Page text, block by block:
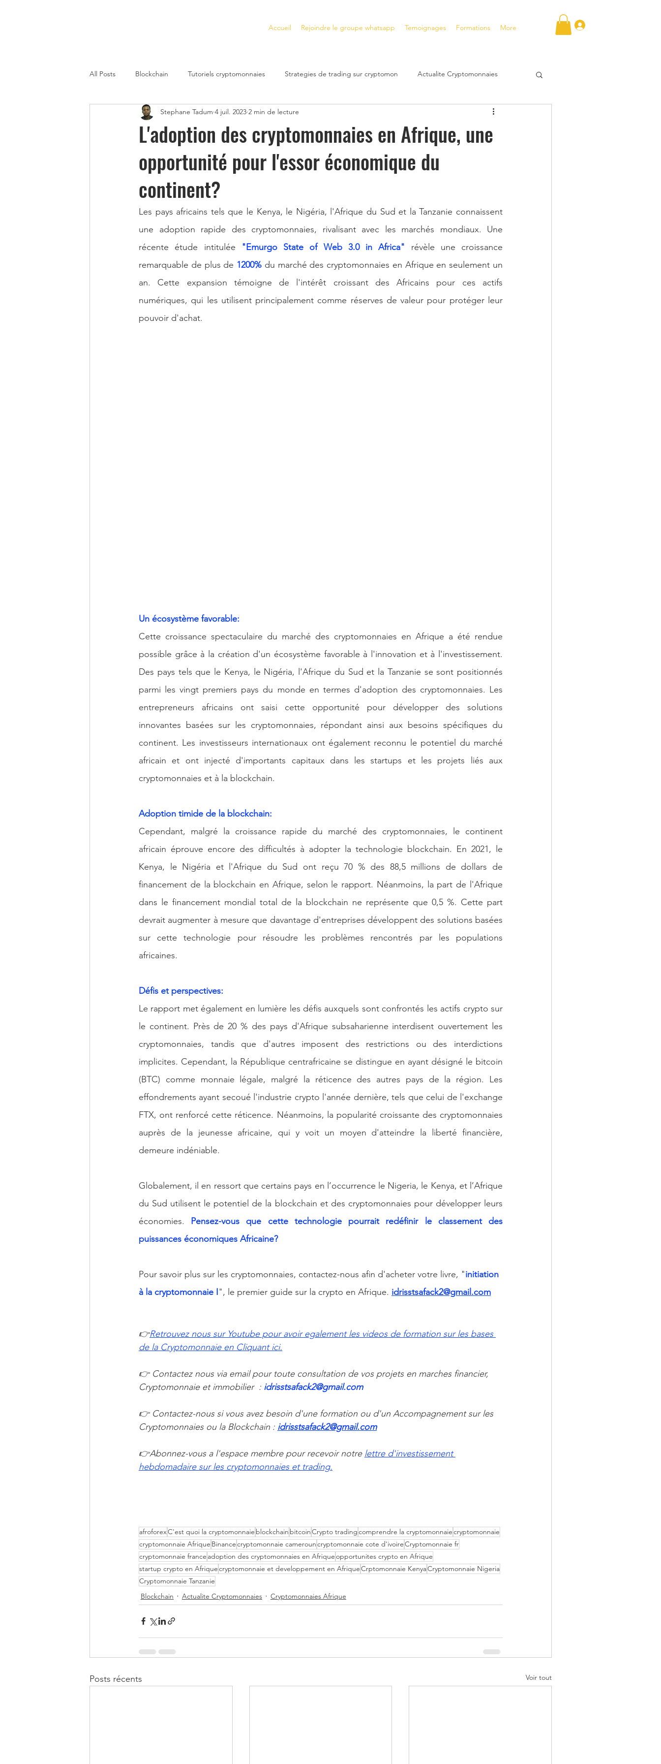
Accueil Rejoindre le groupe whatsapp Temoignages Formations More
All Posts Blockchain Tutoriels cryptomonnaies Strategies de trading sur cryptomon Actualite Cryptomonnaies
Strategies de Trading sur Crypto Plateformes de trading crypto
Gagner de l'Argent avec la Metavers Gagner de l'Argent avec la DeFi cryptomonnaies a fort potentiel
Cryptomonnaies Afrique immobilier
Economie Mondiale Intelligence Artificielle
L'adoption des cryptomonnaies en Afrique, une
opportunité pour l'essor économique du
continent?
Stephane Tadum 4 juil. 2023 2 min de lecture
Les pays africains tels que le Kenya, le Nigéria, l'Afrique du Sud et la Tanzanie connaissent
une adoption rapide des cryptomonnaies, rivalisant avec les marchés mondiaux. Une
récente étude intitulée
"Emurgo State of Web 3.0 in Africa" révèle une croissance
remarquable de plus de 1200% du marché des cryptomonnaies en Afrique en seulement un
an. Cette expansion témoigne de l'intérêt croissant des Africains pour ces actifs
numériques, qui les utilisent principalement comme réserves de valeur pour protéger leur
pouvoir d'achat.
Un écosystème favorable:
Cette croissance spectaculaire du marché des cryptomonnaies en Afrique a été rendue
possible grâce à la création d'un écosystème favorable à l'innovation et à l'investissement.
Des pays tels que le Kenya, le Nigéria, l'Afrique du Sud et la Tanzanie se sont positionnés
parmi les vingt premiers pays du monde en termes d'adoption des cryptomonnaies. Les
entrepreneurs africains ont saisi cette opportunité pour développer des solutions
innovantes basées sur les cryptomonnaies, répondant ainsi aux besoins spécifiques du
continent. Les investisseurs internationaux ont également reconnu le potentiel du marché
africain et ont injecté d'importants capitaux dans les startups et les projets liés aux
cryptomonnaies et à la blockchain.
Adoption timide de la blockchain:
Cependant, malgré la croissance rapide du marché des cryptomonnaies, le continent
africain éprouve encore des difficultés à adopter la technologie blockchain. En 2021, le
Kenya, le Nigéria et l'Afrique du Sud ont reçu 70 % des 88,5 millions de dollars de
financement de la blockchain en Afrique, selon le rapport. Néanmoins, la part de l'Afrique
dans le financement mondial total de la blockchain ne représente que 0,5 %. Cette part
devrait augmenter à mesure que davantage d'entreprises développent des solutions basées
sur cette technologie pour résoudre les problèmes rencontrés par les populations
africaines.
Défis et perspectives:
Le rapport met également en lumière les défis auxquels sont confrontés les actifs crypto sur
le continent. Près de 20 % des pays d'Afrique subsaharienne interdisent ouvertement les
cryptomonnaies, tandis que d'autres imposent des restrictions ou des interdictions
implicites. Cependant, la République centrafricaine se distingue en ayant désigné le bitcoin
(BTC) comme monnaie légale, malgré la réticence des autres pays de la région. Les
effondrements ayant secoué l'industrie crypto l'année dernière, tels que celui de l'exchange
FTX, ont renforcé cette réticence. Néanmoins, la popularité croissante des cryptomonnaies
auprès de la jeunesse africaine, qui y voit un moyen d'atteindre la liberté financière,
demeure indéniable.
Globalement, il en ressort que certains pays en l’occurrence le Nigeria, le Kenya, et l’Afrique
du Sud utilisent le potentiel de la blockchain et des cryptomonnaies pour développer leurs
économies. Pensez-vous que cette technologie pourrait redéfinir le classement des
puissances économiques Africaine?
Pour savoir plus sur les cryptomonnaies, contactez-nous afin d'acheter votre livre, "initiation
à la cryptomonnaie I", le premier guide sur la crypto en Afrique. idrisstsafack2@gmail.com
👉Retrouvez nous sur Youtube pour avoir egalement les videos de formation sur les bases
de la Cryptomonnaie en Cliquant ici.
👉 Contactez nous via email pour toute consultation de vos projets en marches financier,
Cryptomonnaie et immobilier  : idrisstsafack2@gmail.com
👉 Contactez-nous si vous avez besoin d'une formation ou d'un Accompagnement sur les
Cryptomonnaies ou la Blockchain : idrisstsafack2@gmail.com
👉Abonnez-vous a l'espace membre pour recevoir notre lettre d'investissement
hebdomadaire sur les cryptomonnaies et trading.
afroforexC'est quoi la cryptomonnaie blockchain bitcoinCrypto tradingcomprendre la cryptomonnaiecryptomonnaie
cryptomonnaie Afrique Binancecryptomonnaie camerouncryptomonnaie cote d'ivoireCryptomonnaie fr
cryptomonnaie france adoption des cryptomonnaies en Afriqueopportunites crypto en Afrique
startup crypto en Afriquecryptomonnaie et developpement en AfriqueCrptomonnaie KenyaCryptomonnaie Nigeria
Cryptomonnaie Tanzanie
Blockchain
Actualite Cryptomonnaies Cryptomonnaies Afrique
Posts récents Voir tout